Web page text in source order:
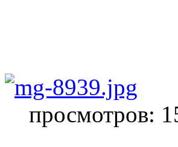
просмотров: